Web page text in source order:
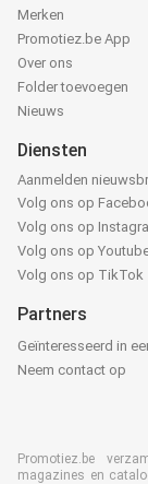
Merken
Promotiez.be App
Over ons
Folder toevoegen
Nieuws
Diensten
Aanmelden
Volg ons op
Volg ons op
Volg ons op
Volg ons op TikTok
Partners
Geïnteresseerd in
Neem contact op
Promotiez.be
magazines en